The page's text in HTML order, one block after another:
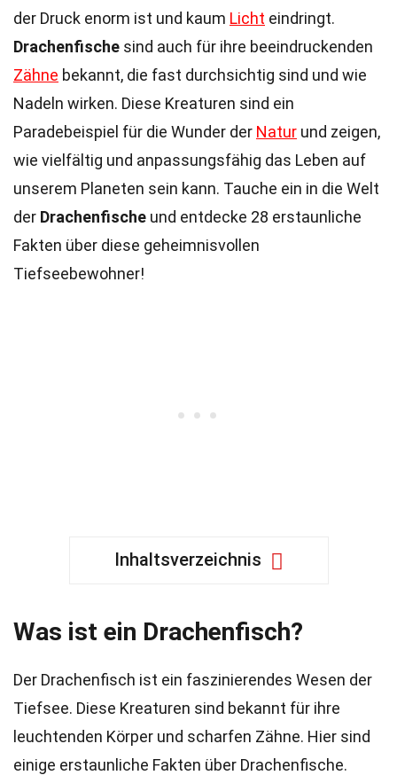
der Druck enorm ist und kaum Licht eindringt.
Drachenfische sind auch für ihre beeindruckenden
Zähne bekannt, die fast durchsichtig sind und wie
Nadeln wirken. Diese Kreaturen sind ein
Paradebeispiel für die Wunder der Natur und zeigen,
wie vielfältig und anpassungsfähig das Leben auf
unserem Planeten sein kann. Tauche ein in die Welt
der Drachenfische und entdecke 28 erstaunliche
Fakten über diese geheimnisvollen
Tiefseebewohner!
Inhaltsverzeichnis
Was ist ein Drachenfisch?
Der Drachenfisch ist ein faszinierendes Wesen der
Tiefsee. Diese Kreaturen sind bekannt für ihre
leuchtenden Körper und scharfen Zähne. Hier sind
einige erstaunliche Fakten über Drachenfische.